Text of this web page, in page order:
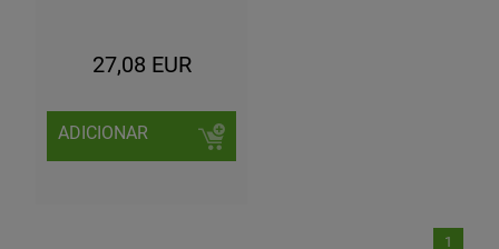
27,08 EUR
ADICIONAR
1